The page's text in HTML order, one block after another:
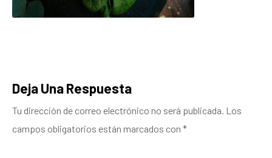
Deja Una Respuesta
Tu dirección de correo electrónico no será publicada. Los
campos obligatorios están marcados con *